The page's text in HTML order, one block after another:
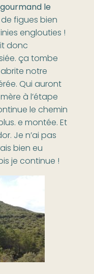
le
figues bien
englouties !
donc
ça tombe
notre
Qui auront
à l’étape
le chemin
e montée. Et
Je n’ai pas
bien eu
je continue !